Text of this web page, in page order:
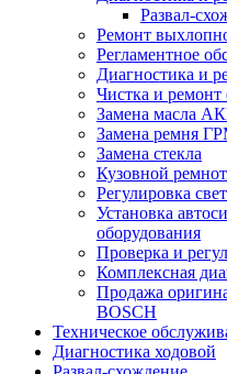
Развал-
Ремонт
Регламентное
Диагностика и
Чистка и ремонт
Замена масла
Замена ремня
Замена стекла
Кузовной
Регулировка
Установка
оборудования
Проверка и
Комплексная
Продажа
BOSCH
Техническое
Диагностика ходовой